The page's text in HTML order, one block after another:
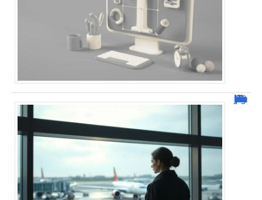
Combien de jour pour un décès d’un parent à l’étranger ?